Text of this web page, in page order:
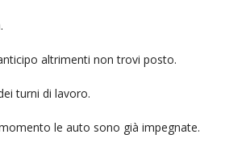
altrimenti non trovi posto.
turni di lavoro.
le auto sono già impegnate.